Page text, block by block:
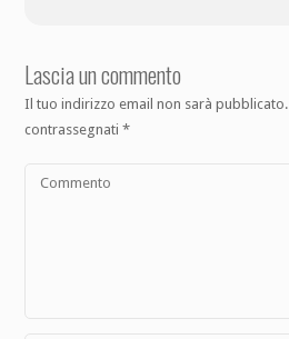
Lascia un commento
Il tuo indirizzo email non sarà pubblicato.
contrassegnati*